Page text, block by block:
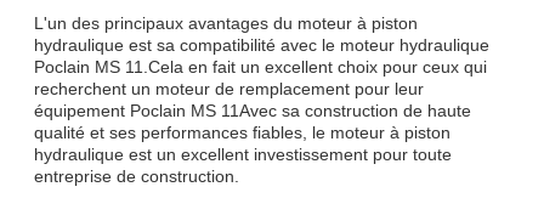
L'un des principaux avantages du moteur à piston
hydraulique est sa compatibilité avec le moteur hydraulique
Poclain MS 11.Cela en fait un excellent choix pour ceux qui
recherchent un moteur de remplacement pour leur
équipement Poclain MS 11Avec sa construction de haute
qualité et ses performances fiables, le moteur à piston
hydraulique est un excellent investissement pour toute
entreprise de construction.